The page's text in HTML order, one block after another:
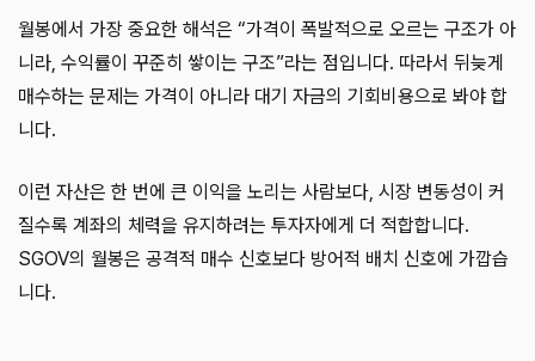
월봉에서 가장 중요한 해석은 “가격이 폭발적으로 오르는 구조가 아
니라, 수익률이 꾸준히 쌓이는 구조”라는 점입니다. 따라서 뒤늦게
매수하는 문제는 가격이 아니라 대기 자금의 기회비용으로 봐야 합
니다.
이런 자산은 한 번에 큰 이익을 노리는 사람보다, 시장 변동성이 커
질수록 계좌의 체력을 유지하려는 투자자에게 더 적합합니다.
SGOV의 월봉은 공격적 매수 신호보다 방어적 배치 신호에 가깝습
니다.